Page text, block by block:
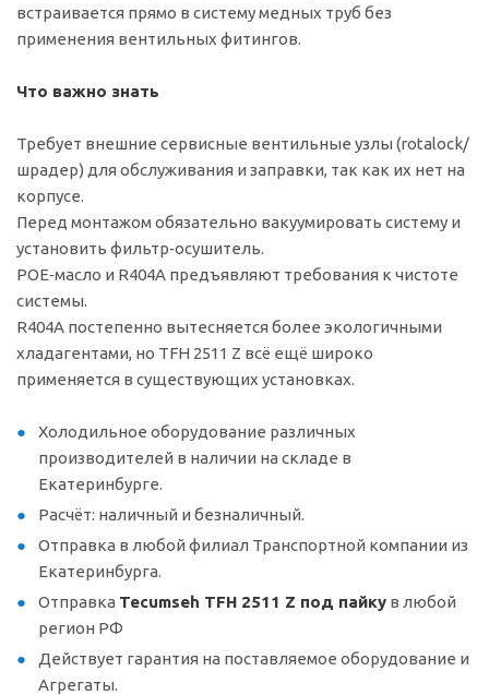
встраивается прямо в систему медных труб без
применения вентильных фитингов.
Что важно знать
Требует внешние сервисные вентильные узлы (rotalock/
шрадер) для обслуживания и заправки, так как их нет на
корпусе.
Перед монтажом обязательно вакуумировать систему и
установить фильтр‑осушитель.
POE‑масло и R404A предъявляют требования к чистоте
системы.
R404A постепенно вытесняется более экологичными
хладагентами, но TFH 2511 Z всё ещё широко
применяется в существующих установках.
Холодильное оборудование различных
производителей в наличии на складе в
Екатеринбурге.
Расчёт: наличный и безналичный.
Отправка в любой филиал Транспортной компании из
Екатеринбурга.
Отправка Tecumseh TFH 2511 Z под пайку в любой
регион РФ
Действует гарантия на поставляемое оборудование и
Агрегаты.